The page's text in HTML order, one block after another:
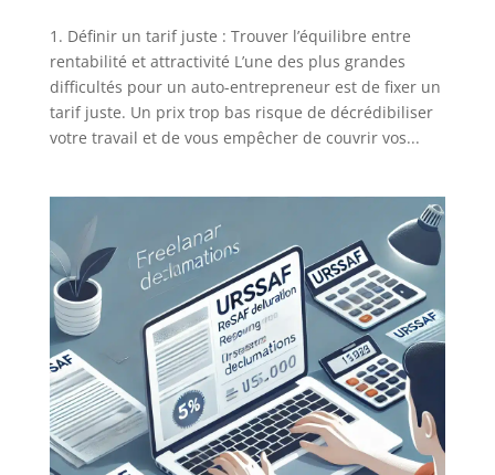
1. Définir un tarif juste : Trouver l’équilibre entre
rentabilité et attractivité L’une des plus grandes
difficultés pour un auto-entrepreneur est de fixer un
tarif juste. Un prix trop bas risque de décrédibiliser
votre travail et de vous empêcher de couvrir vos...